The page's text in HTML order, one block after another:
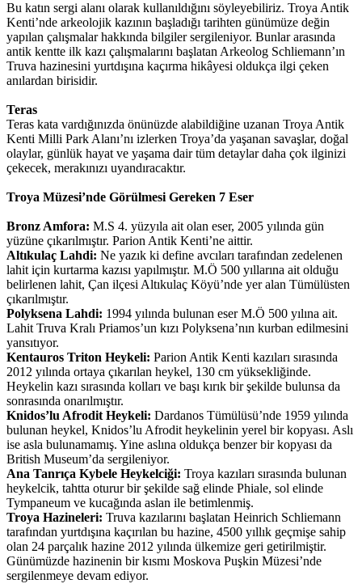
Bu katın sergi alanı olarak kullanıldığını söyleyebiliriz. Troya Antik
Kenti’nde arkeolojik kazının başladığı tarihten günümüze değin
yapılan çalışmalar hakkında bilgiler sergileniyor. Bunlar arasında
antik kentte ilk kazı çalışmalarını başlatan Arkeolog Schliemann’ın
Truva hazinesini yurtdışına kaçırma hikâyesi oldukça ilgi çeken
anılardan birisidir.
Teras
Teras kata vardığınızda önünüzde alabildiğine uzanan Troya Antik
Kenti Milli Park Alanı’nı izlerken Troya’da yaşanan savaşlar, doğal
olaylar, günlük hayat ve yaşama dair tüm detaylar daha çok ilginizi
çekecek, merakınızı uyandıracaktır.
Troya Müzesi’nde Görülmesi Gereken 7 Eser
Bronz Amfora: M.S 4. yüzyıla ait olan eser, 2005 yılında gün
yüzüne çıkarılmıştır. Parion Antik Kenti’ne aittir.
Altıkulaç Lahdi: Ne yazık ki define avcıları tarafından zedelenen
lahit için kurtarma kazısı yapılmıştır. M.Ö 500 yıllarına ait olduğu
belirlenen lahit, Çan ilçesi Altıkulaç Köyü’nde yer alan Tümülüsten
çıkarılmıştır.
Polyksena Lahdi: 1994 yılında bulunan eser M.Ö 500 yılına ait.
Lahit Truva Kralı Priamos’un kızı Polyksena’nın kurban edilmesini
yansıtıyor.
Kentauros Triton Heykeli: Parion Antik Kenti kazıları sırasında
2012 yılında ortaya çıkarılan heykel, 130 cm yüksekliğinde.
Heykelin kazı sırasında kolları ve başı kırık bir şekilde bulunsa da
sonrasında onarılmıştır.
Knidos’lu Afrodit Heykeli: Dardanos Tümülüsü’nde 1959 yılında
bulunan heykel, Knidos’lu Afrodit heykelinin yerel bir kopyası. Aslı
ise asla bulunamamış. Yine aslına oldukça benzer bir kopyası da
British Museum’da sergileniyor.
Ana Tanrıça Kybele Heykelciği: Troya kazıları sırasında bulunan
heykelcik, tahtta oturur bir şekilde sağ elinde Phiale, sol elinde
Tympaneum ve kucağında aslan ile betimlenmiş.
Troya Hazineleri: Truva kazılarını başlatan Heinrich Schliemann
tarafından yurtdışına kaçırılan bu hazine, 4500 yıllık geçmişe sahip
olan 24 parçalık hazine 2012 yılında ülkemize geri getirilmiştir.
Günümüzde hazinenin bir kısmı Moskova Puşkin Müzesi’nde
sergilenmeye devam ediyor.